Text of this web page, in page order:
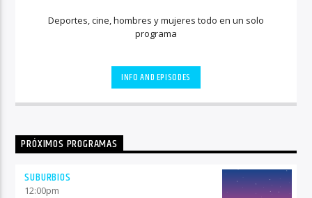
Deportes, cine, hombres y mujeres todo en un solo
programa
INFO AND EPISODES
PRÓXIMOS PROGRAMAS
SUBURBIOS
12:00pm